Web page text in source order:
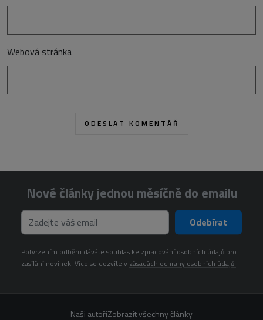
Webová stránka
Nové články jednou měsíčně do emailu
Odebírat
Potvrzením odběru dáváte souhlas ke zpracování osobních údajů pro
zasílání novinek. Více se dozvíte v zásadách ochrany osobních údajů.
Naši autořiZobrazit všechny články